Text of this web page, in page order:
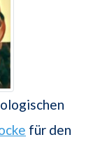
für den